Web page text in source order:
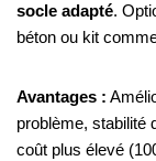
socle adapté.
béton ou kit
Avantages :
problème, stabilité
coût plus élevé